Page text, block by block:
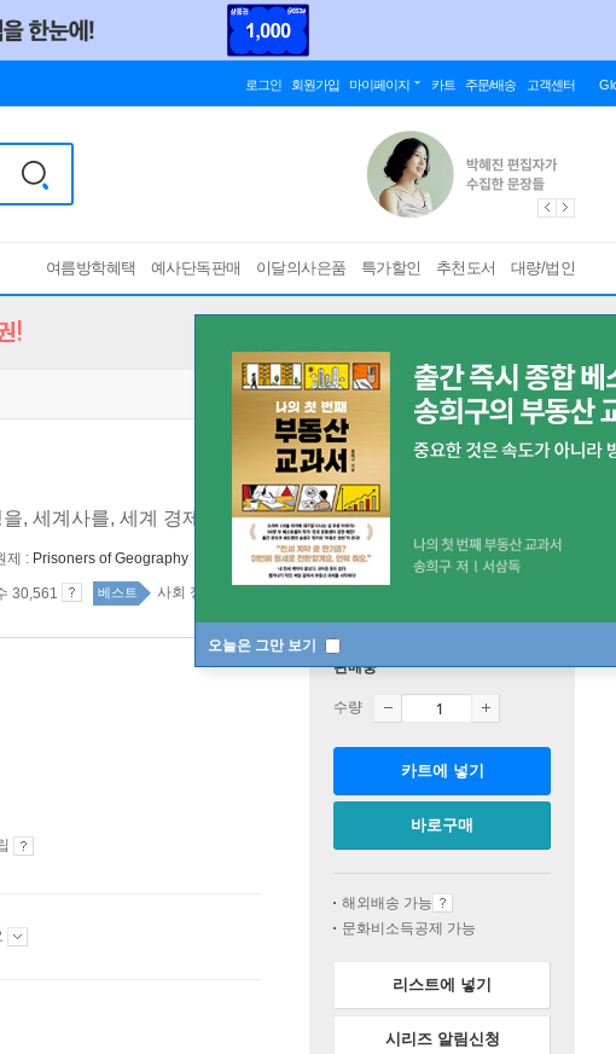
로그인 회원가입 마이페이지 카트 주문/배송 고객센터
여름방학혜택 예사단독판매 이달의사은품 특가할인 추천도서 대량/법인
오늘은 그만 보기
!
, 세계사를, 세계 경제를 좌우하는가
제 : Prisoners of Geography
30,561 베스트 사회 정치 51위
판매중
수량
카트에 넣기
바로구매
해외배송 가능
문화비소득공제 가능
리스트에 넣기
시리즈 알림신청